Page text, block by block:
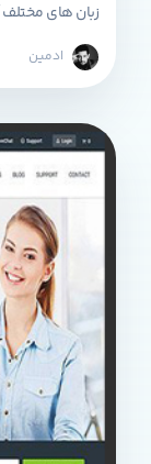
زبان های
زبان برنامه
خود را دارد.
پروژه مناسب
ادمین